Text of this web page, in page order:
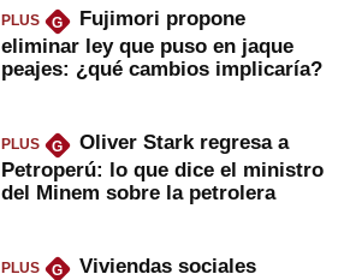
PLUS G
Fujimori propone
eliminar ley que puso en jaque
peajes: ¿qué cambios implicaría?
PLUS G
Oliver Stark regresa a
Petroperú: lo que dice el ministro
del Minem sobre la petrolera
PLUS G
Viviendas sociales